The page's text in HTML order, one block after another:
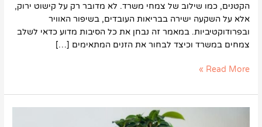
הקטנים, כמו שילוב של צמחי משרד. לא מדובר רק על קישוט ירוק,
אלא על השקעה ישירה בבריאות העובדים, בשיפור האוויר
ובפרודוקטיביות. במאמר זה נבחן את כל הסיבות מדוע כדאי לשלב
צמחים במשרד וכיצד לבחור את הזנים המתאימים […]
Read More »